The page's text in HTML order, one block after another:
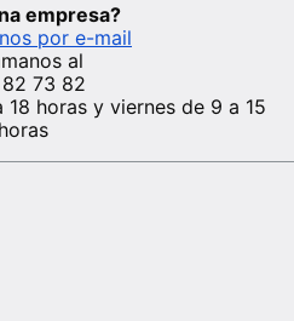
empresa?
por e-mail
al
73 82
18 horas y viernes de 9 a 15
horas